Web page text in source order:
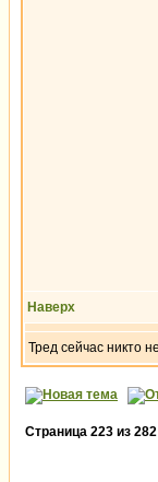
Наверх
Тред сейчас никто
Страница 223 из 282